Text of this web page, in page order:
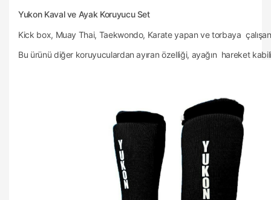
Yukon Kaval ve Ayak Koruyucu Set
Kick box, Muay Thai, Taekwondo, Karate yapan ve torbaya
Bu ürünü diğer koruyuculardan ayıran özelliği, ayağın hareket